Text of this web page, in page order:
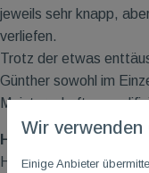
jeweils sehr knapp,
verliefen.
Trotz der etwas
Günther sowohl im
Meisterschaften
Harald Merkelbach
Harald trat erstmalig
Wir verwenden
Einige Anbieter